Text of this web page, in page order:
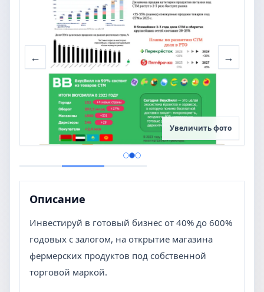
Увеличить фото
← →
Описание
Инвестируй в готовый бизнес от 40% до 600%
годовых с залогом, на открытие магазина
фермерских продуктов под собственной
торговой маркой.